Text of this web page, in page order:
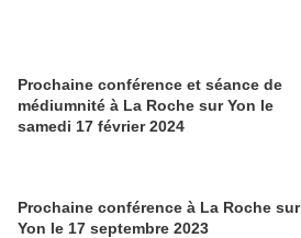
Prochaine conférence et séance de
médiumnité à La Roche sur Yon le
samedi 17 février 2024
Prochaine conférence à La Roche sur
Yon le 17 septembre 2023